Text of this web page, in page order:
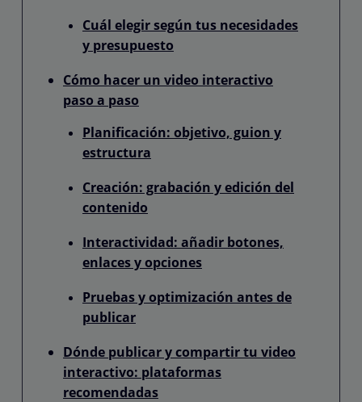
Cuál elegir según tus necesidades
y presupuesto
Cómo hacer un video interactivo
paso a paso
Planificación: objetivo, guion y
estructura
Creación: grabación y edición del
contenido
Interactividad: añadir botones,
enlaces y opciones
Pruebas y optimización antes de
publicar
Dónde publicar y compartir tu video
interactivo: plataformas
recomendadas